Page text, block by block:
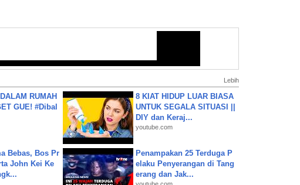
Lebih
RUMAH
GUE! #Dibal
8 KIAT HIDUP LUAR BIASA
UNTUK SEGALA SITUASI ||
DIY dan Keraj...
youtube.com
Bebas, Bos Pr
John Kei Ke
Penampakan 25 Terduga P
elaku Penyerangan di Tang
erang dan Jak...